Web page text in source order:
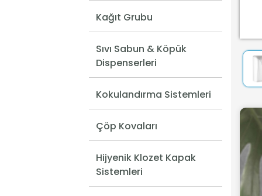
Kağıt Grubu
Sıvı Sabun & Köpük
Dispenserleri
Kokulandırma Sistemleri
Çöp Kovaları
Hijyenik Klozet Kapak
Sistemleri